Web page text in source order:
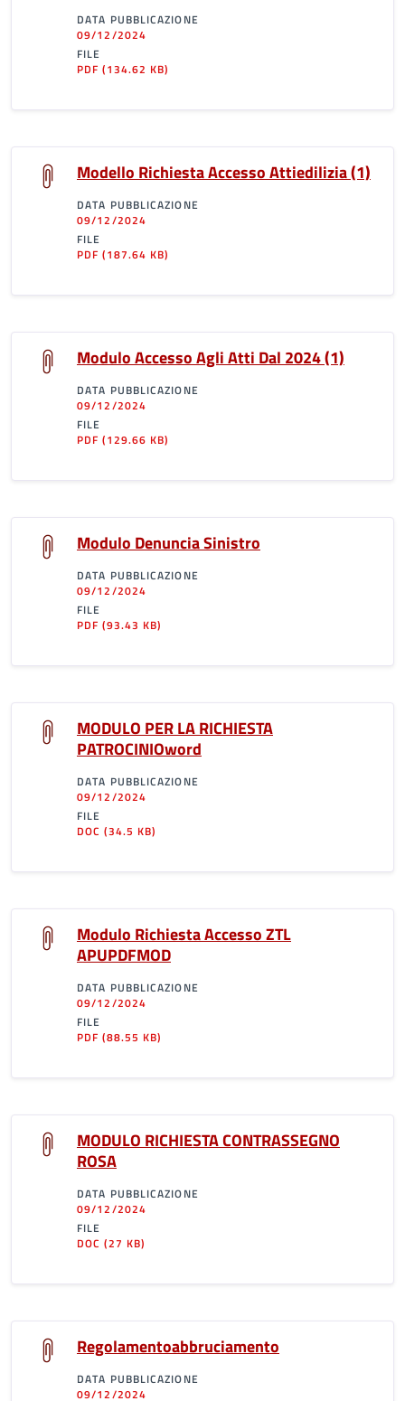
DATA PUBBLICAZIONE
09/12/2024
FILE
PDF(134.62 KB)
Modello Richiesta Accesso Attiedilizia (1)
DATA PUBBLICAZIONE
09/12/2024
FILE
PDF(187.64 KB)
Modulo Accesso Agli Atti Dal 2024 (1)
DATA PUBBLICAZIONE
09/12/2024
FILE
PDF(129.66 KB)
Modulo Denuncia Sinistro
DATA PUBBLICAZIONE
09/12/2024
FILE
PDF(93.43 KB)
MODULO PER LA RICHIESTA
PATROCINIOword
DATA PUBBLICAZIONE
09/12/2024
FILE
DOC(34.5 KB)
Modulo Richiesta Accesso ZTL
APUPDFMOD
DATA PUBBLICAZIONE
09/12/2024
FILE
PDF(88.55 KB)
MODULO RICHIESTA CONTRASSEGNO
ROSA
DATA PUBBLICAZIONE
09/12/2024
FILE
DOC(27 KB)
Regolamentoabbruciamento
DATA PUBBLICAZIONE
09/12/2024